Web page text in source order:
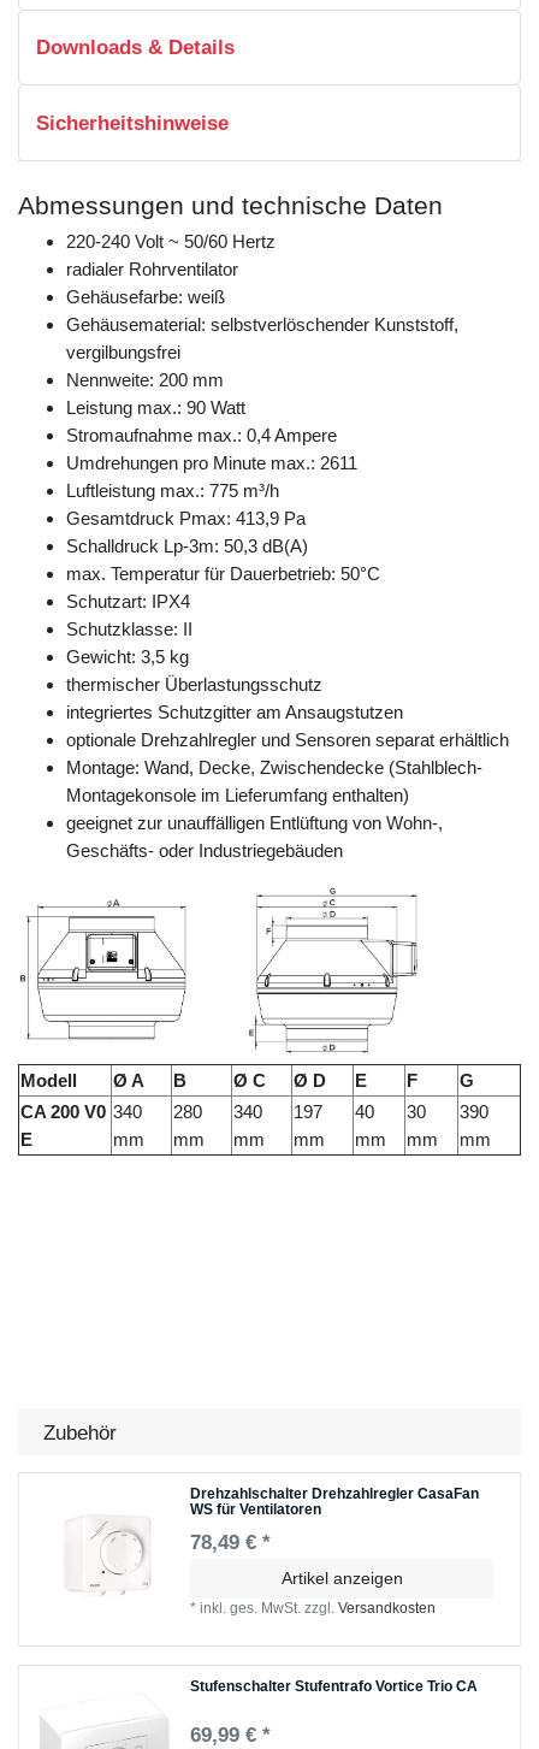
Downloads & Details
Sicherheitshinweise
Abmessungen und technische Daten
220-240 Volt ~ 50/60 Hertz
radialer Rohrventilator
Gehäusefarbe: weiß
Gehäusematerial: selbstverlöschender Kunststoff,
vergilbungsfrei
Nennweite: 200 mm
Leistung max.: 90 Watt
Stromaufnahme max.: 0,4 Ampere
Umdrehungen pro Minute max.: 2611
Luftleistung max.: 775 m³/h
Gesamtdruck Pmax: 413,9 Pa
Schalldruck Lp-3m: 50,3 dB(A)
max. Temperatur für Dauerbetrieb: 50°C
Schutzart: IPX4
Schutzklasse: II
Gewicht: 3,5 kg
thermischer Überlastungsschutz
integriertes Schutzgitter am Ansaugstutzen
optionale Drehzahlregler und Sensoren separat erhältlich
Montage: Wand, Decke, Zwischendecke (Stahlblech-
Montagekonsole im Lieferumfang enthalten)
geeignet zur unauffälligen Entlüftung von Wohn-,
Geschäfts- oder Industriegebäuden
Modell Ø A B Ø C Ø D E F
G
CA 200 V0
E
340
mm
280
mm
340
mm
197
mm
40
mm
30
mm
390
mm
Zubehör
Drehzahlschalter Drehzahlregler CasaFan
WS für Ventilatoren
78,49 € *
Artikel anzeigen
*inkl. ges. MwSt. zzgl.Versandkosten
Stufenschalter Stufentrafo Vortice Trio CA
69,99 € *